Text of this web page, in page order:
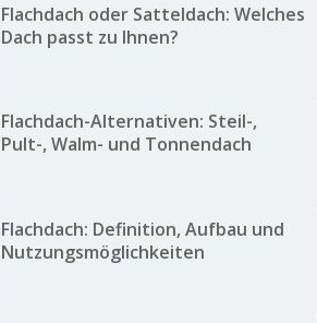
Flachdach oder Satteldach: Welches
Dach passt zu Ihnen?
Flachdach-Alternativen: Steil-,
Pult-, Walm- und Tonnendach
Flachdach: Definition, Aufbau und
Nutzungsmöglichkeiten